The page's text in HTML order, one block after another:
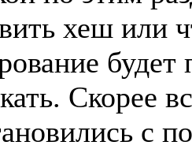
хеш или
будет
Скорее
с